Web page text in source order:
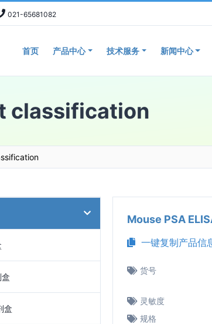
021-65681082
首页 产品中心 技术服务 新闻中心
classification
Mouse PSA
一键复制产品信
货号
灵敏度
规格
盒